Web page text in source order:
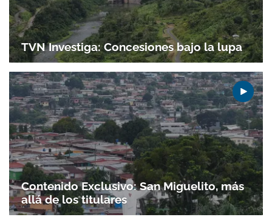
TVN Investiga: Concesiones bajo la lupa
Contenido Exclusivo: San Miguelito, más
allá de los titulares